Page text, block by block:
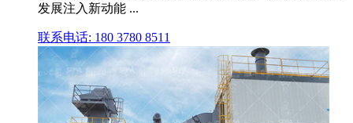
发展注入新动能 ...
联系电话: 180 3780 8511